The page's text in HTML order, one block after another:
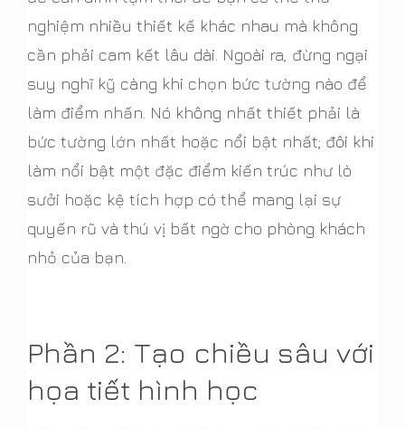
nghiệm nhiều thiết kế khác nhau mà không
cần phải cam kết lâu dài. Ngoài ra, đừng ngại
suy nghĩ kỹ càng khi chọn bức tường nào để
làm điểm nhấn. Nó không nhất thiết phải là
bức tường lớn nhất hoặc nổi bật nhất; đôi khi
làm nổi bật một đặc điểm kiến trúc như lò
sưởi hoặc kệ tích hợp có thể mang lại sự
quyến rũ và thú vị bất ngờ cho phòng khách
nhỏ của bạn.
Phần 2: Tạo chiều sâu với
họa tiết hình học